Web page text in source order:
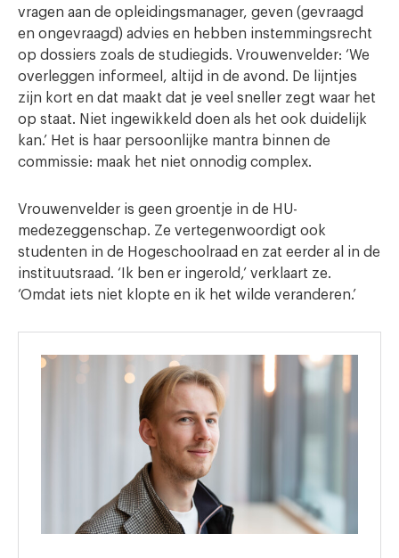
vragen aan de opleidingsmanager, geven (gevraagd
en ongevraagd) advies en hebben instemmingsrecht
op dossiers zoals de studiegids. Vrouwenvelder: ‘We
overleggen informeel, altijd in de avond. De lijntjes
zijn kort en dat maakt dat je veel sneller zegt waar het
op staat. Niet ingewikkeld doen als het ook duidelijk
kan.’ Het is haar persoonlijke mantra binnen de
commissie: maak het niet onnodig complex.
Vrouwenvelder is geen groentje in de HU-
medezeggenschap. Ze vertegenwoordigt ook
studenten in de Hogeschoolraad en zat eerder al in de
instituutsraad. ‘Ik ben er ingerold,’ verklaart ze.
‘Omdat iets niet klopte en ik het wilde veranderen.’